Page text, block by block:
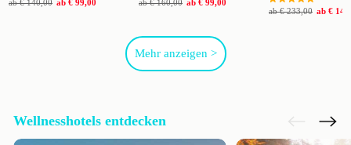
ab € 140,00 ab € 99,00
ab € 160,00 ab € 99,00
ab € 233,00 ab €
Mehr anzeigen >
Wellnesshotels entdecken